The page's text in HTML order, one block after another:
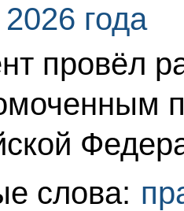
года
провёл
слова: